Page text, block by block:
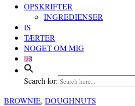
OPSKRIFTER
INGREDIENSER
IS
TÆRTER
NOGET OM MIG
Search for:
BROWNIE, DOUGHNUTS